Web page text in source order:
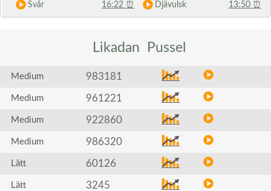
Svår 16:22 ⏰ Djävulsk 13:50 ⏰
Likadan Pussel
Medium 983181
Medium 961221
Medium 922860
Medium 986320
Lätt 60126
Lätt 3245